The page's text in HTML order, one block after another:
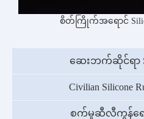
စိတ်ကြိုက်အရောင်
ဆေးဘက်ဆိုင်ရာ
Civilian
စက်မှုဆီလီကွန်ရ